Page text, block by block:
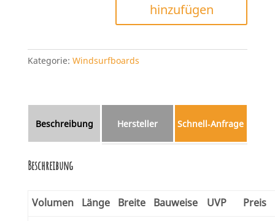
hinzufügen
Kategorie: Windsurfboards
Beschreibung Hersteller Schnell‑Anfrage
Beschreibung
Volumen Länge Breite Bauweise UVP Preis